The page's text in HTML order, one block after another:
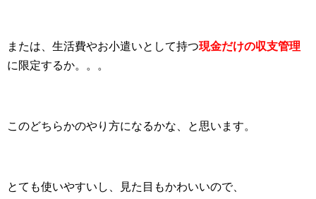
または、生活費やお小遣いとして持つ現金だけの収支管理
に限定するか。。。
このどちらかのやり方になるかな、と思います。
とても使いやすいし、見た目もかわいいので、